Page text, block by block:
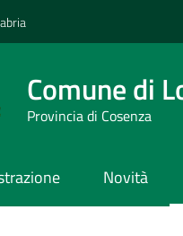
Comune di
Provincia di Cosenza
Novità